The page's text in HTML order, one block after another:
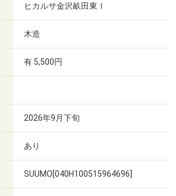
ヒカルサ金沢畝田東Ｉ
木造
有 5,500円
2026年9月下旬
あり
SUUMO[040H100515964696]